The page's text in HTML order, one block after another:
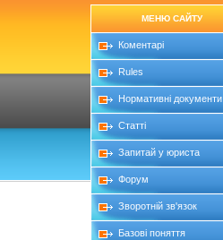
МЕНЮ САЙТУ
Коментарі
Rules
Нормативні документи
Статті
Запитай у юриста
Форум
Зворотній зв'язок
Базові поняття